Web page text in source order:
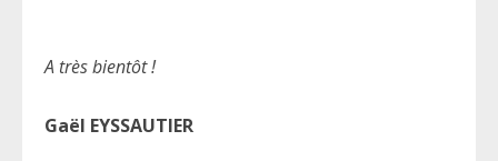
A très bientôt !
Gaël EYSSAUTIER